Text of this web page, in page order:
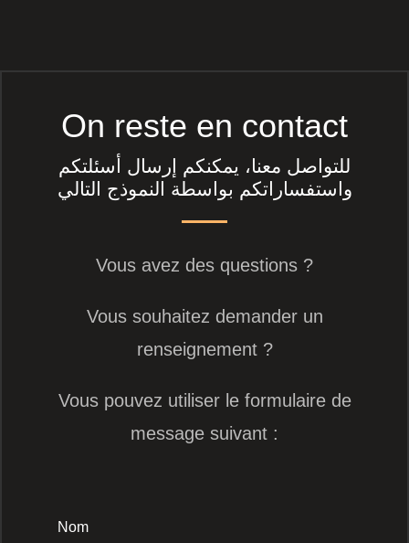
On reste en contact
للتواصل معنا، يمكنكم إرسال أسئلتكم
واستفساراتكم بواسطة النموذج التالي
Vous avez des questions ?
Vous souhaitez demander un
renseignement ?
Vous pouvez utiliser le formulaire de
message suivant :